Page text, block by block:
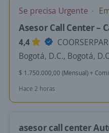
Se precisa Urgente
Asesor Call Center –
4,4
Bogotá, D.C., Bogotá,
$ 1.750.000,00 (Mensual) +
Hace 2 horas
asesor call center